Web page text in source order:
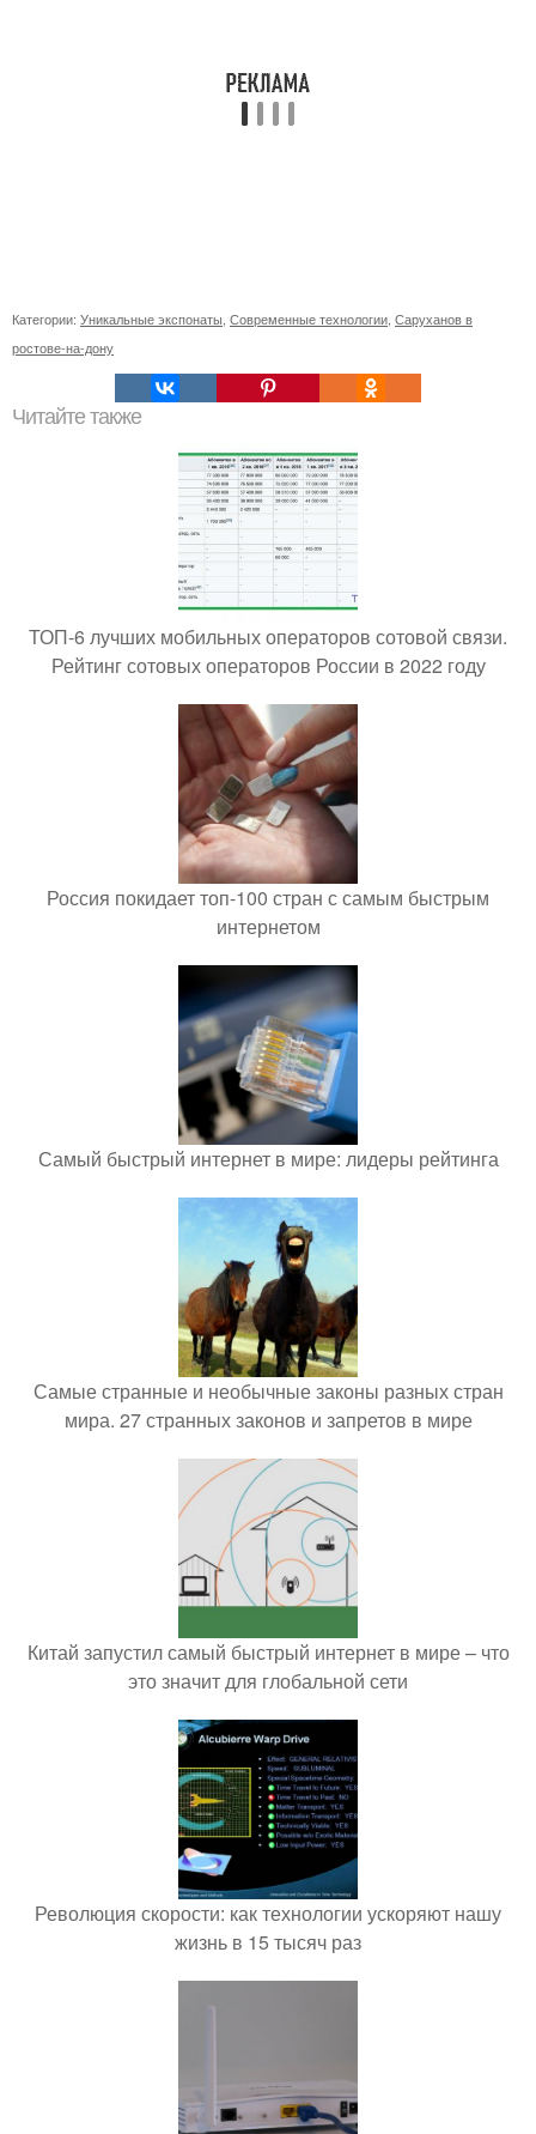
Категории: Уникальные экспонаты Современные технологии Саруханов в
ростове-на-дону
Читайте также
ТОП-6 лучших мобильных операторов сотовой связи.
Рейтинг сотовых операторов России в 2022 году
Россия покидает топ-100 стран с самым быстрым
интернетом
Самый быстрый интернет в мире: лидеры рейтинга
Самые странные и необычные законы разных стран
мира. 27 странных законов и запретов в мире
Китай запустил самый быстрый интернет в мире – что
это значит для глобальной сети
Революция скорости: как технологии ускоряют нашу
жизнь в 15 тысяч раз